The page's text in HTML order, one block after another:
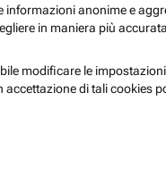
anonime e
in maniera più
modificare le
di tali cookies